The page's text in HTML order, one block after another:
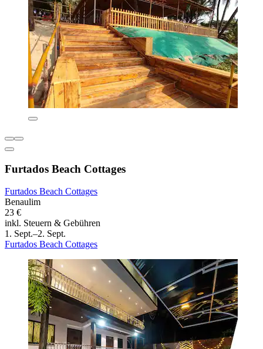
Furtados Beach Cottages
Furtados Beach Cottages
Benaulim
23 €
inkl. Steuern & Gebühren
1. Sept.–2. Sept.
Furtados Beach Cottages